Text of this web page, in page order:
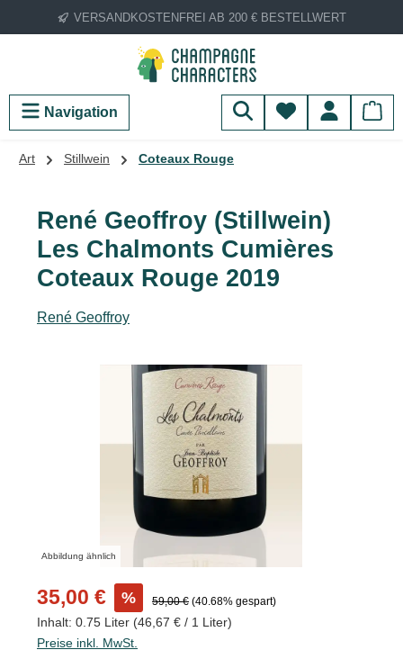
Zum Hauptinhalt springen
VERSANDKOSTENFREI AB 200 € BESTELLWERT
Navigation Du hast 0
Art Stillwein Coteaux Rouge
René Geoffroy (Stillwein)
Les Chalmonts Cumières
Coteaux Rouge 2019
René Geoffroy
Bildergalerie überspringen
Abbildung ähnlich
Verkaufspreis:
35,00 € % Regulärer Preis:
59,00 € (40.68% gespart)
Inhalt: 0.75 Liter (46,67 € / 1 Liter)
Preise inkl. MwSt.